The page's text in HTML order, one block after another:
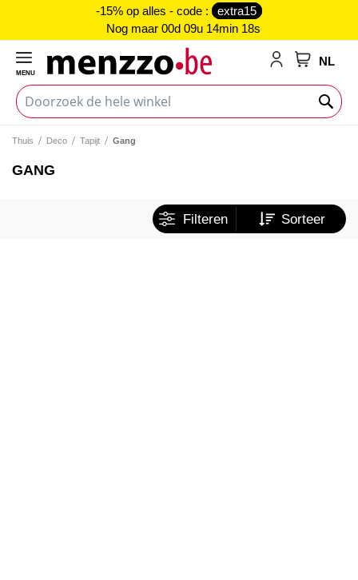
-15% op alles - code :
extra15
Nog maar 00d 09u 14min 18s
NL
MENU
Thuis Deco Tapijt Gang
GANG
Filteren Sorteer